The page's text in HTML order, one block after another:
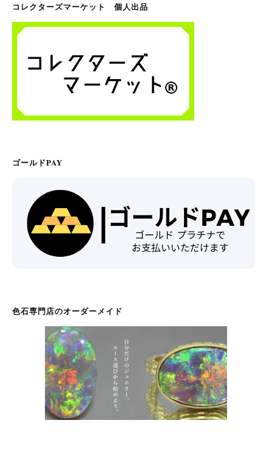
コレクターズマーケット 個人出品
ゴールドPAY
色石専門店のオーダーメイド